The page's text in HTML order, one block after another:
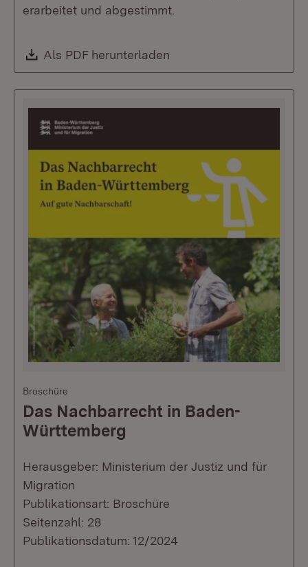
erarbeitet und abgestimmt.
Download:
Als PDF herunterladen
Broschüre
Das Nachbarrecht in Baden-
Württemberg
Herausgeber: Ministerium der Justiz und für
Migration
Publikationsart: Broschüre
Seitenzahl: 28
Publikationsdatum: 12/2024